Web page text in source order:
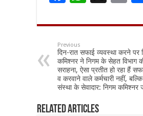
e
b
o
o
k
at
sA
p
p
ai
l
Previous
दिन-रात सफाई व्यवस्था करने पर
कमिश्नर ने निगम के सेहत विभाग
सराहना, ऐसा प्रतीत हो रहा हैं
व करवाने वाले कर्मचारी नहीं,
संस्था के सेवादार: निगम कमिश्नर
Related Articles